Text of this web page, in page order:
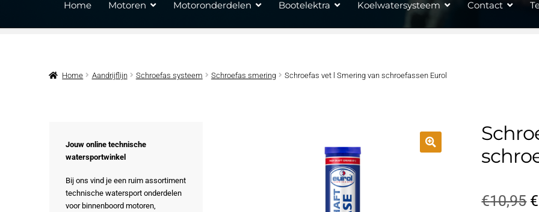
Home Motoren Motoronderdelen Bootelektra Koelwatersysteem Contact
Home Aandrijflijn Schroefas systeem Schroefas smering Schroefas vet l Smering van schroefassen Eurol
€10,95 €
Jouw online technische
watersportwinkel
Bij ons vind je een ruim assortiment
technische watersport onderdelen
voor binnenboord motoren,